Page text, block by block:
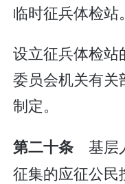
临时征兵体检站。
设立征兵体检站
委员会机关有关
制定。
第二十条 基层
征集的应征公民